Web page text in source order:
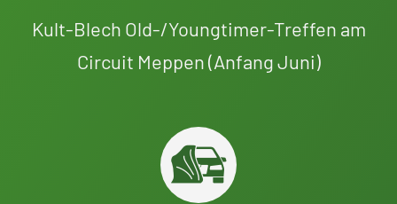
Kult-Blech Old-/Youngtimer-Treffen am
Circuit Meppen (Anfang Juni)